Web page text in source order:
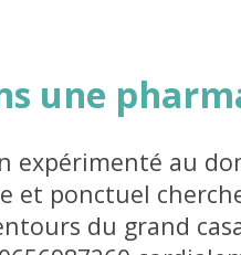
une
expérimenté au
et ponctuel
du grand